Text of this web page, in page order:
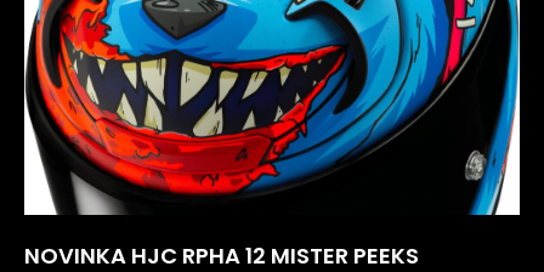
NOVINKA HJC RPHA 12 MISTER PEEKS